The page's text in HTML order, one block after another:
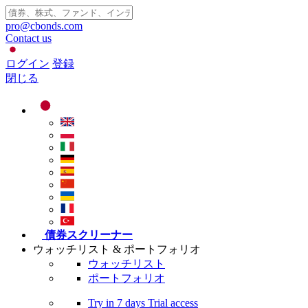
pro@cbonds.com
Contact us
ログイン 登録
閉じる
債券スクリーナー
ウォッチリスト & ポートフォリオ
ウォッチリスト
ポートフォリオ
Try in 7 days Trial access